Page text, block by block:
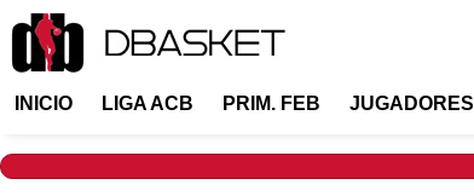
INICIO LIGA ACB PRIM. FEB JUGADORES